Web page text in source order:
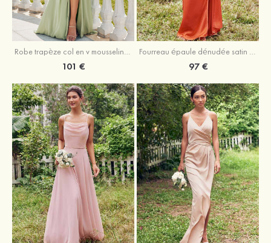
Robe trapèze col en v mousseline ras du sol robe de demoiselle d'honneur
101 €
Fourreau épaule dénudée satin extensible ras du sol robe de demoiselle d'honneur
97 €